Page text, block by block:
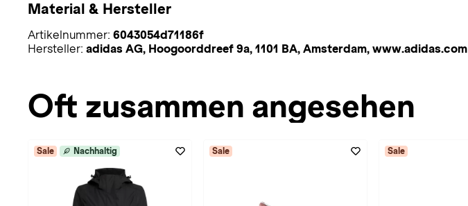
Material & Hersteller
Artikelnummer: 6043054d71186f
Hersteller: adidas AG, Hoogoorddreef 9a, 1101 BA, Amsterdam, www.adidas.com
Oft zusammen angesehen
Sale Nachhaltig Sale Sale